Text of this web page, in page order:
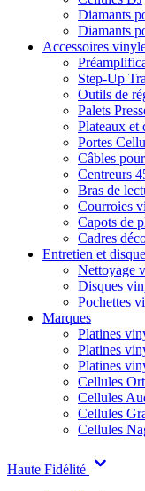
Diamants
Diamants
Accessoires
Step-Up
Outils de
Palets
Plateaux et
Portes
Câbles
Centreurs
Bras de
Courroies
Capots de
Cadres
Entretien et
Nettoyage
Disques
Pochettes
Marques
Platines
Platines
Platines
Cellules
Cellules
Cellules
Cellules
Haute Fidélité